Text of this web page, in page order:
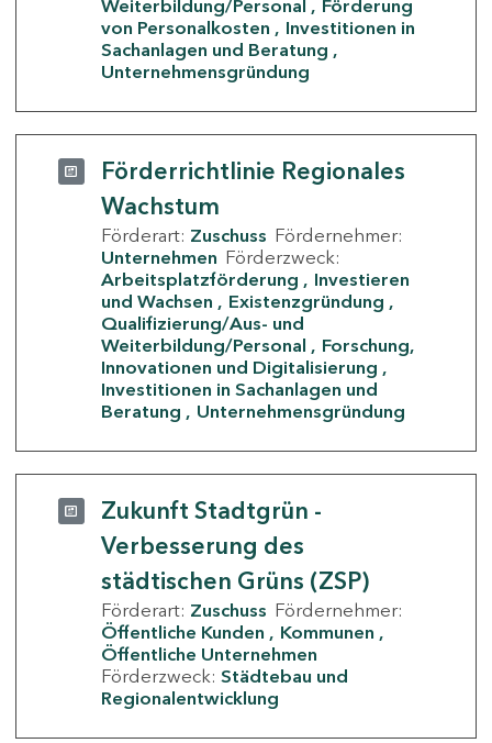
Weiterbildung/Personal
Förderung
von Personalkosten
Investitionen in
Sachanlagen und Beratung
Unternehmensgründung
Förderrichtlinie Regionales
Wachstum
Förderart: Zuschuss Fördernehmer:
Unternehmen Förderzweck:
Arbeitsplatzförderung
Investieren
und Wachsen
Existenzgründung
Qualifizierung/Aus- und
Weiterbildung/Personal
Forschung,
Innovationen und Digitalisierung
Investitionen in Sachanlagen und
Beratung
Unternehmensgründung
Zukunft Stadtgrün -
Verbesserung des
städtischen Grüns (ZSP)
Förderart: Zuschuss Fördernehmer:
Öffentliche Kunden
Kommunen
Öffentliche Unternehmen
Förderzweck: Städtebau und
Regionalentwicklung